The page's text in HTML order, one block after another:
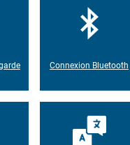
Connexion Bluetooth